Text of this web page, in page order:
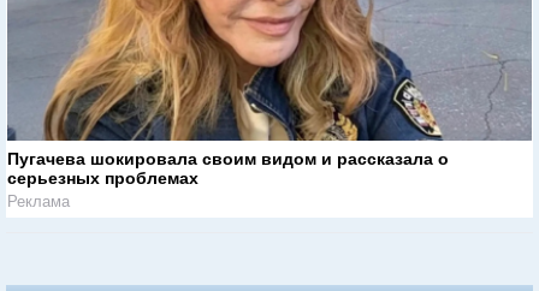
Пугачева шокировала своим видом и рассказала о
серьезных проблемах
Реклама